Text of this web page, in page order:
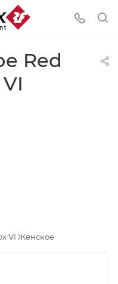
Red
VI Женское